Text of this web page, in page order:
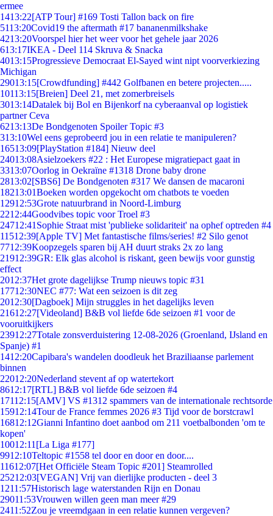
ermee
1413:22[ATP Tour] #169 Tosti Tallon back on fire
5113:20Covid19 the aftermath #17 bananenmilkshake
4213:20Voorspel hier het weer voor het gehele jaar 2026
613:17IKEA - Deel 114 Skruva & Snacka
4013:15Progressieve Democraat El-Sayed wint nipt voorverkiezing
Michigan
29013:15[Crowdfunding] #442 Golfbanen en betere projecten.....
10113:15[Breien] Deel 21, met zomerbreisels
3013:14Datalek bij Bol en Bijenkorf na cyberaanval op logistiek
partner Ceva
6213:13De Bondgenoten Spoiler Topic #3
313:10Wel eens geprobeerd jou in een relatie te manipuleren?
16513:09[PlayStation #184] Nieuw deel
24013:08Asielzoekers #22 : Het Europese migratiepact gaat in
3313:07Oorlog in Oekraïne #1318 Drone baby drone
2813:02[SBS6] De Bondgenoten #317 We dansen de macaroni
18213:01Boeken worden opgekocht om chatbots te voeden
12912:53Grote natuurbrand in Noord-Limburg
2212:44Goodvibes topic voor Troel #3
24712:41 Sophie Straat mist 'publieke solidariteit' na ophef optreden #4
11512:39[Apple TV] Met fantastische films/series! #2 Silo genot
7712:39Koopzegels sparen bij AH duurt straks 2x zo lang
21912:39GR: Elk glas alcohol is riskant, geen bewijs voor gunstig
effect
2012:37Het grote dagelijkse Trump nieuws topic #31
17712:30NEC #77: Wat een seizoen is dit zeg
2012:30[Dagboek] Mijn struggles in het dagelijks leven
21612:27[Videoland] B&B vol liefde 6de seizoen #1 voor de
vooruitkijkers
23912:27Totale zonsverduistering 12-08-2026 (Groenland, IJsland en
Spanje) #1
1412:20Capibara's wandelen doodleuk het Braziliaanse parlement
binnen
22012:20Nederland stevent af op watertekort
8612:17[RTL] B&B vol liefde 6de seizoen #4
17112:15[AMV] VS #1312 spammers van de internationale rechtsorde
15912:14Tour de France femmes 2026 #3 Tijd voor de borstcrawl
16812:12Gianni Infantino doet aanbod om 211 voetbalbonden 'om te
kopen'
10012:11 [La Liga #177]
9912:10Teltopic #1558 tel door en door en door....
11612:07[Het Officiële Steam Topic #201] Steamrolled
25212:03[VEGAN] Vrij van dierlijke producten - deel 3
1211:57Historisch lage waterstanden Rijn en Donau
29011:53Vrouwen willen geen man meer #29
2411:52Zou je vreemdgaan in een relatie kunnen vergeven?